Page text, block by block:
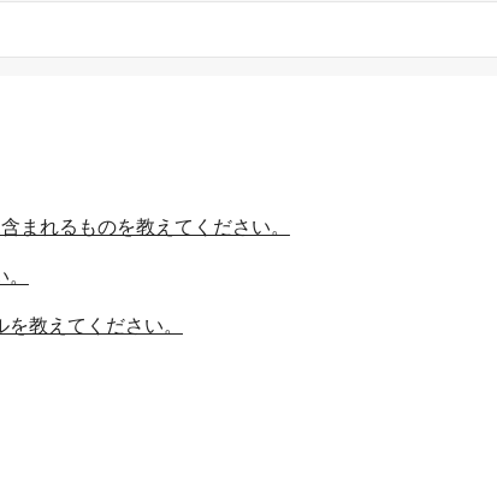
まれるものを教えてください。
教えてください。